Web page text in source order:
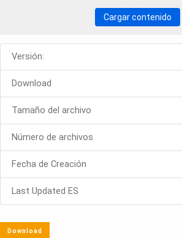
Cargar contenido
Versión:
Download
Tamaño del archivo
Número de archivos
Fecha de Creación
Last Updated ES
Download